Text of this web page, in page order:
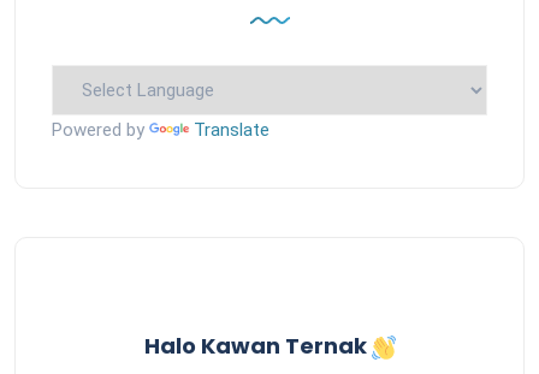
Powered by Translate
Halo Kawan Ternak